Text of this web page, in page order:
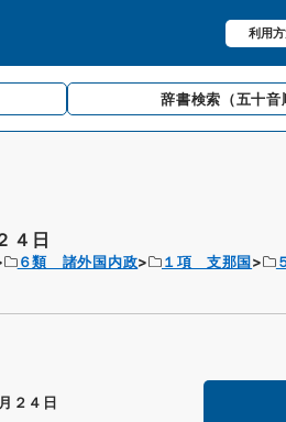
利用
辞書検索 （五十音
４日
６類 諸外国内政 １項 支那国
２４日